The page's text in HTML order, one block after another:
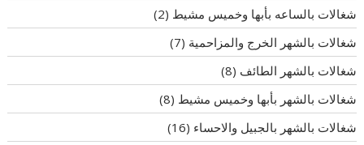
شغالات بالساعه بأبها وخميس مشيط (2)
شغالات بالشهر الخرج والمزاحمية (7)
شغالات بالشهر الطائف (8)
شغالات بالشهر بأبها وخميس مشيط (8)
شغالات بالشهر بالجبيل والاحساء (16)